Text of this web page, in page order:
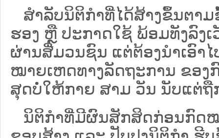
ສໍາລັບນິຕິກໍາທີ່ໄດ້ສ້າງຂຶ້ນຕາ
ຮອງ ຫຼື ປະກາດໃຊ້ ພ້ອມທັງລົງ
ຜ່ານສື່ມວນຊົນ ແຕ່ຕ້ອງນໍາເອົາ
ໝາຍ​ເຫດ​ທາງ​ລັດ​ຖະ​ການ​ ຂອ
ສຸດບໍ່ໃຫ້ກາຍ ສາມ ວັນ ນັບແຕ່ຖື
ນິ​ຕິ​ກຳ​ທີ່​ມີ​ຜົນ​ສັກ​ສິດ​ກ່ອນ​ກົດ​ໝ